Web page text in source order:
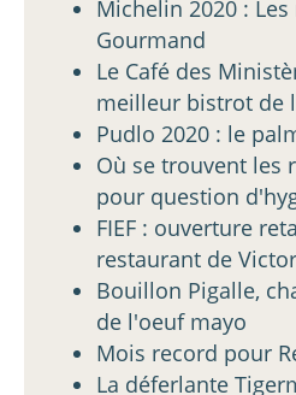
Michelin 2020 :
Gourmand
Le Café des
meilleur bistrot de
Pudlo 2020 : le
Où se trouvent les
pour question
FIEF : ouverture
restaurant de
Bouillon Pigalle,
de l'oeuf mayo
Mois record pour
La déferlante